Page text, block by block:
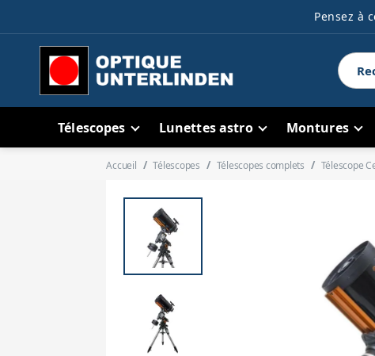
Pensez à
Télescopes Lunettes astro Montures
Accueil Télescopes Télescopes complets Télescope